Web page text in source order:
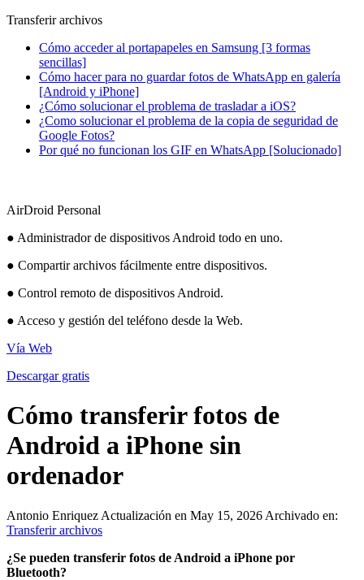
Transferir archivos
Cómo acceder al portapapeles en Samsung [3 formas
sencillas]
Cómo hacer para no guardar fotos de WhatsApp en galería
[Android y iPhone]
¿Cómo solucionar el problema de trasladar a iOS?
¿Como solucionar el problema de la copia de seguridad de
Google Fotos?
Por qué no funcionan los GIF en WhatsApp [Solucionado]
AirDroid Personal
● Administrador de dispositivos Android todo en uno.
● Compartir archivos fácilmente entre dispositivos.
● Control remoto de dispositivos Android.
● Acceso y gestión del teléfono desde la Web.
Vía Web
Descargar gratis
Cómo transferir fotos de
Android a iPhone sin
ordenador
Antonio Enriquez Actualización en May 15, 2026 Archivado en:
Transferir archivos
¿Se pueden transferir fotos de Android a iPhone por
Bluetooth?